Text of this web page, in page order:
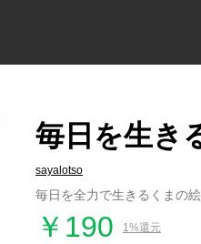
毎日を生き
sayalotso
毎日を全力で生きるくまの
￥190 1%還元